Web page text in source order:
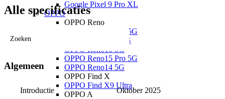
Google Pixel 9 Pro XL
OPPO
OPPO Reno
OPPO Reno16 Pro 5G
OPPO Reno16 F 5G
OPPO Reno16 5G
OPPO Reno15 Pro 5G
OPPO Reno14 5G
OPPO Find X
OPPO Find X9 Ultra
OPPO A
Alle specificaties
Zoeken
Algemeen
Introductie Oktober 2025